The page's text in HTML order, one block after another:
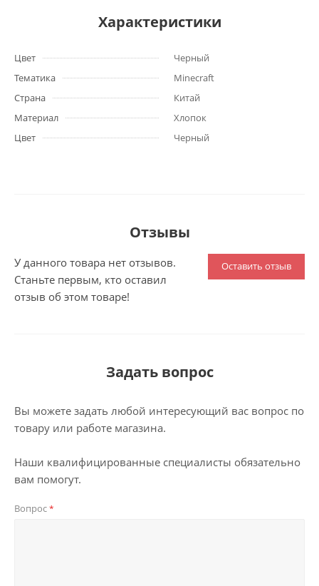
Характеристики
Цвет
Черный
Тематика
Minecraft
Страна
Китай
Материал
Хлопок
Цвет
Черный
Отзывы
Оставить отзыв
У данного товара нет отзывов.
Станьте первым, кто оставил
отзыв об этом товаре!
Задать вопрос
Вы можете задать любой интересующий вас вопрос по
товару или работе магазина.
Наши квалифицированные специалисты обязательно
вам помогут.
Вопрос*